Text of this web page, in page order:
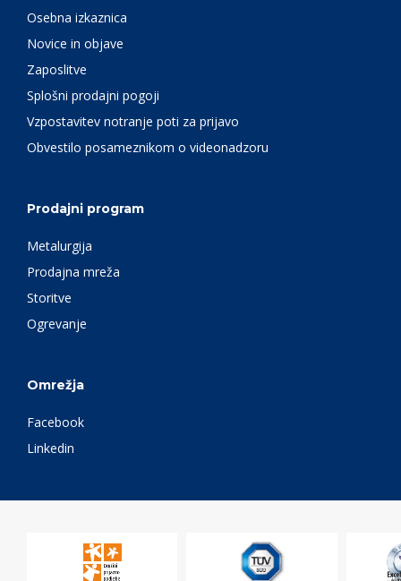
Osebna izkaznica
Novice in objave
Zaposlitve
Splošni prodajni pogoji
Vzpostavitev notranje poti za prijavo
Obvestilo posameznikom o videonadzoru
Prodajni program
Metalurgija
Prodajna mreža
Storitve
Ogrevanje
Omrežja
Facebook
Linkedin